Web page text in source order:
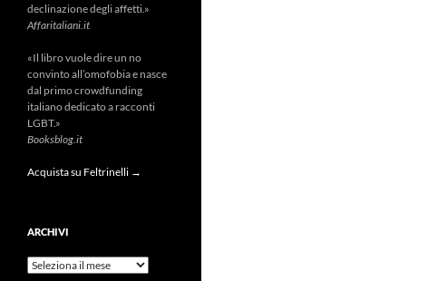
declinazione degli affetti.»
Affaritaliani.it
«Il libro vuole dire un no
convinto all’omofobia e nasce
dal primo crowdfunding
italiano dedicato a racconti
LGBT.»
Booksblog.it
Acquista su Feltrinelli →
ARCHIVI
Archivi